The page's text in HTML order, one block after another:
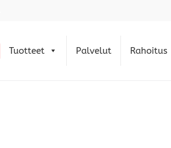
Tuotteet Palvelut Rahoitus